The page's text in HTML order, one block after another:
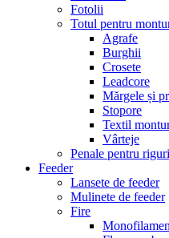
Fotolii
Totul pentru
Agrafe
Burghii
Crosete
Leadcore
Mărgele și
Stopore
Textil
Vârteje
Penale pentru riguri
Feeder
Lansete de feeder
Mulinete de feeder
Fire